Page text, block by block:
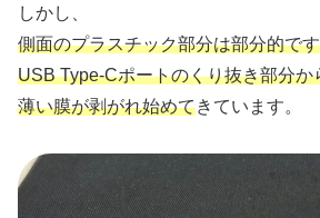
しかし、
側面のプラスチック部分は部分的で
USB Type-Cポートのくり抜き部分か
薄い膜が剥がれ始めてきています。